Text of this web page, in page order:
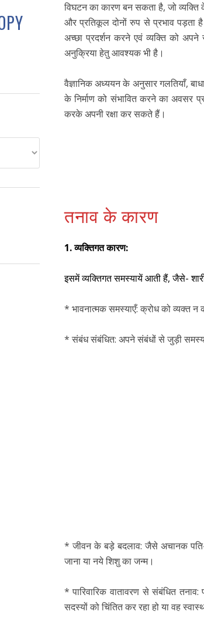
विघटन का कारण बन सकता है, जो
और प्रतिकूल दोनों रुप से प्रभाव पड़ता
अच्छा प्रदर्शन करने एवं व्यक्ति को
अनुक्रिया हेतु आवश्यक भी है।
वैज्ञानिक अध्ययन के अनुसार गलतियाँ,
के निर्माण को संभावित करने का अवसर
करके अपनी रक्षा कर सकते हैं।
तनाव के कारण
1. व्यक्तिगत कारण:
इसमें व्यक्तिगत समस्यायें आती हैं, जैसे-
* भावनात्मक समस्याएँ: क्रोध को व्यक्त न
* संबंध संबंधित: अपने संबंधों से जुड़ी
* जीवन के बड़े बदलाव: जैसे अचानक पति-
जाना या नये शिशु का जन्म।
* पारिवारिक वातावरण से संबंधित
सदस्यों को चिंतित कर रहा हो या वह